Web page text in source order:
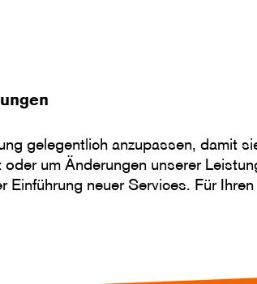
gelegentlich anzupassen, damit
um Änderungen unserer
Einführung neuer Services. Für